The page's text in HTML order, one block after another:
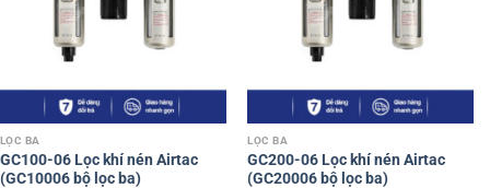
LỌC BA
GC100-06 Lọc khí nén Airtac
(GC10006 bộ lọc ba)
LỌC BA
GC200-06 Lọc khí nén Airtac
(GC20006 bộ lọc ba)